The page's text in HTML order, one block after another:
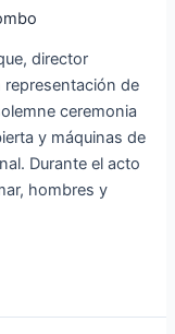
director
representación de
ceremonia
y máquinas de
Durante el acto
hombres y